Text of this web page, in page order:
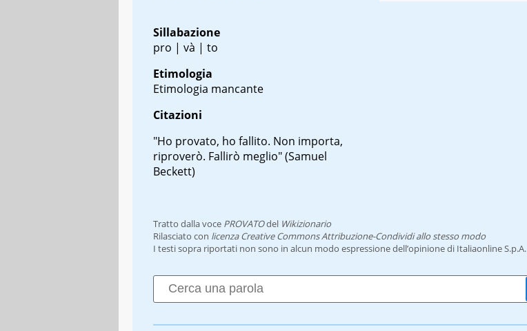
Sillabazione
pro | và | to
Etimologia
Etimologia mancante
Citazioni
"Ho provato, ho fallito. Non importa,
riproverò. Fallirò meglio" (Samuel
Beckett)
Tratto dalla voce PROVATOdel Wikizionario
Rilasciato con licenza Creative Commons Attribuzione-Condividi allo stesso modo
I testi sopra riportati non sono in alcun modo espressione dell’opinione di Italiaonline S.p.A.